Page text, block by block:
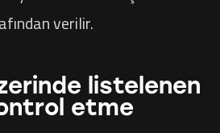
verilir.
listelenen
etme